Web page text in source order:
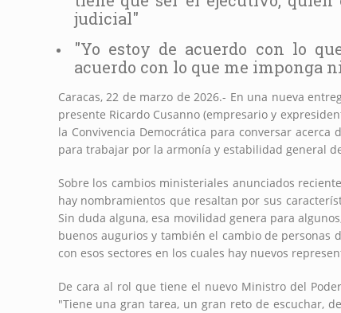
judicial"
"Yo estoy de acuerdo con lo
acuerdo con lo que me imponga
Caracas, 22 de marzo de 2026.- En una nueva
presente Ricardo Cusanno (empresario y
la Convivencia Democrática para conversar
para trabajar por la armonía y estabilidad general
Sobre los cambios ministeriales anunciados
hay nombramientos que resaltan por sus
Sin duda alguna, esa movilidad genera para
buenos augurios y también el cambio de
con esos sectores en los cuales hay nuevos
De cara al rol que tiene el nuevo Ministro del
"Tiene una gran tarea, un gran reto de escuchar,